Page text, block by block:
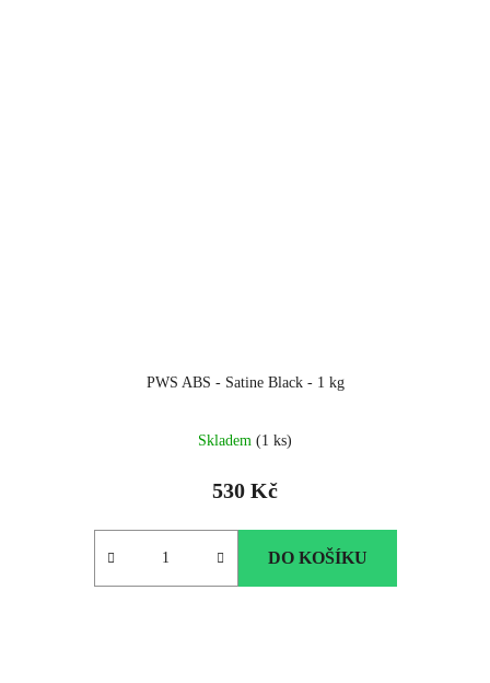
PWS ABS - Satine Black - 1 kg
Skladem (1 ks)
530 Kč
DO KOŠÍKU